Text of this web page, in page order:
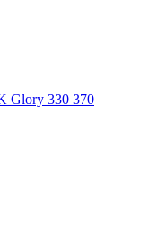
Glory 330 370